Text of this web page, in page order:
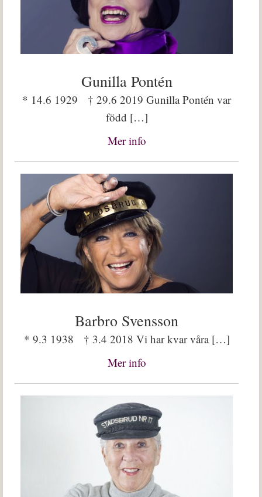
Gunilla Pontén
* 14.6 1929 † 29.6 2019 Gunilla Pontén var
född […]
Mer info
Barbro Svensson
* 9.3 1938 † 3.4 2018 Vi har kvar våra […]
Mer info